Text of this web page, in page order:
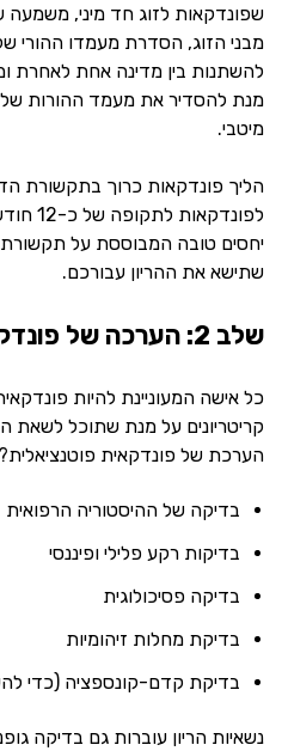
שפונדקאות לזוג חד מיני, משמעה
מבני הזוג, הסדרת מעמדו ההורי
להשתנות בין מדינה אחת לאחרת
מנת להסדיר את מעמד ההורות של
מיטבי.
הליך פונדקאות כרוך בתקשורת
יחסים טובה המבוססת על תקשורת
שתישא את ההריון עבורכם.
שלב 2: הערכה של פונדקאית פוטנציאלית
כל אישה המעוניינת להיות
קריטריונים על מנת שתוכל לשאת
הערכת של פונדקאית פוטנציאלית?
בדיקה של ההיסטוריה הרפואית
בדיקות רקע פלילי ופיננסי
בדיקה פסיכולוגית
בדיקת מחלות זיהומיות
בדיקת קדם-קונספציה (כדי
נשאיות הריון עוברות גם בדיקה